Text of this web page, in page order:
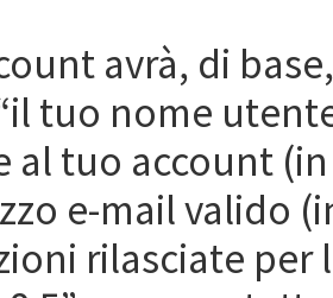
avrà, di
tuo nome
al tuo account
e-mail valido
rilasciate per